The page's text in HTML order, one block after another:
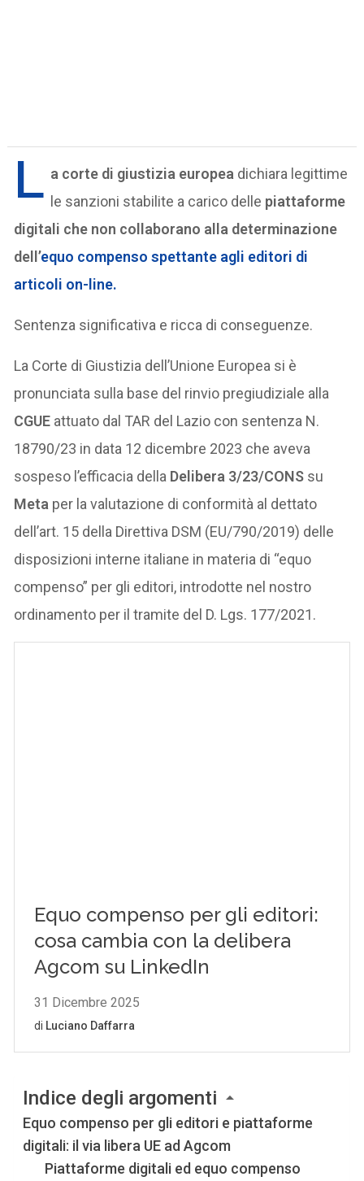
L a corte di giustizia europea dichiara legittime
le sanzioni stabilite a carico delle piattaforme
digitali che non collaborano alla determinazione
dell’equo compenso spettante agli editori di
articoli on-line.
Sentenza significativa e ricca di conseguenze.
La Corte di Giustizia dell’Unione Europea si è
pronunciata sulla base del rinvio pregiudiziale alla
CGUE attuato dal TAR del Lazio con sentenza N.
18790/23 in data 12 dicembre 2023 che aveva
sospeso l’efficacia della Delibera 3/23/CONS su
Meta per la valutazione di conformità al dettato
dell’art. 15 della Direttiva DSM (EU/790/2019) delle
disposizioni interne italiane in materia di “equo
compenso” per gli editori, introdotte nel nostro
ordinamento per il tramite del D. Lgs. 177/2021.
Indice degli argomenti
Equo compenso per gli editori e piattaforme
digitali: il via libera UE ad Agcom
Piattaforme digitali ed equo compenso